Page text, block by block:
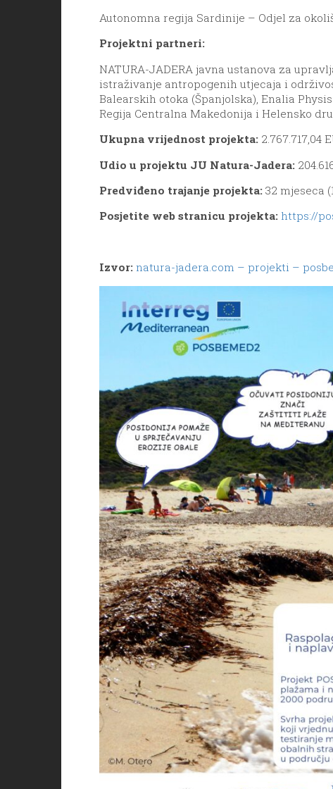
Autonomna regija Sardinije – Odjel za
Projektni partneri:
NATURA-JADERA javna ustanova za
istraživanje antropogenih utjecaja i
Balearskih otoka (Španjolska), Enalia
Regija Centralna Makedonija i Helensko
Ukupna vrijednost projekta:
Udio u projektu JU Natura-Jadera:
Predviđeno trajanje projekta:32 mjeseca
Posjetite web stranicu projekta: https://
Izvor: natura-jadera.com – projekti –